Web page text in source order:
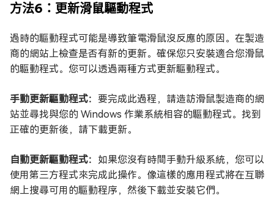
方法6：更新滑鼠驅動程式
過時的驅動程式可能是導致筆電滑鼠沒反應的原因。在製造
商的網站上檢查是否有新的更新。確保您只安裝適合您滑鼠
的驅動程式。您可以透過兩種方式更新驅動程式。
手動更新驅動程式： 要完成此過程，請造訪滑鼠製造商的網
站並尋找與您的 Windows 作業系統相容的驅動程式。找到
正確的更新後，請下載更新。
自動更新驅動程式： 如果您沒有時間手動升級系統，您可以
使用第三方程式來完成此操作。像這樣的應用程式將在互聯
網上搜尋可用的驅動程序，然後下載並安裝它們。